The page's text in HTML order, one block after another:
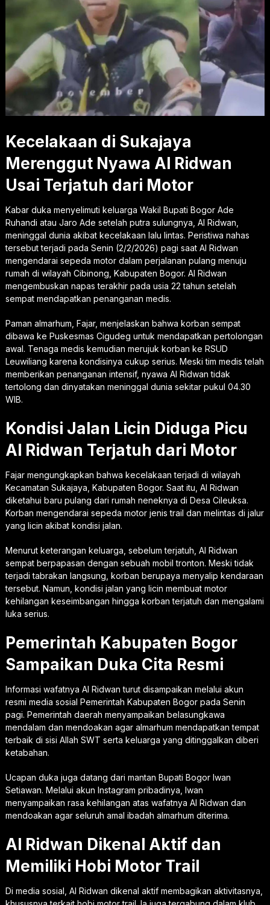
Kecelakaan di Sukajaya
Merenggut Nyawa Al Ridwan
Usai Terjatuh dari Motor
Kabar duka menyelimuti keluarga Wakil Bupati Bogor Ade
Ruhandi atau Jaro Ade setelah putra sulungnya, Al Ridwan,
meninggal dunia akibat kecelakaan lalu lintas. Peristiwa nahas
tersebut terjadi pada Senin (2/2/2026) pagi saat Al Ridwan
mengendarai sepeda motor dalam perjalanan pulang menuju
rumah di wilayah Cibinong, Kabupaten Bogor. Al Ridwan
mengembuskan napas terakhir pada usia 22 tahun setelah
sempat mendapatkan penanganan medis.
Paman almarhum, Fajar, menjelaskan bahwa korban sempat
dibawa ke Puskesmas Cigudeg untuk mendapatkan pertolongan
awal. Tenaga medis kemudian merujuk korban ke RSUD
Leuwiliang karena kondisinya cukup serius. Meski tim medis telah
memberikan penanganan intensif, nyawa Al Ridwan tidak
tertolong dan dinyatakan meninggal dunia sekitar pukul 04.30
WIB.
Kondisi Jalan Licin Diduga Picu
Al Ridwan Terjatuh dari Motor
Fajar mengungkapkan bahwa kecelakaan terjadi di wilayah
Kecamatan Sukajaya, Kabupaten Bogor. Saat itu, Al Ridwan
diketahui baru pulang dari rumah neneknya di Desa Cileuksa.
Korban mengendarai sepeda motor jenis trail dan melintas di jalur
yang licin akibat kondisi jalan.
Menurut keterangan keluarga, sebelum terjatuh, Al Ridwan
sempat berpapasan dengan sebuah mobil tronton. Meski tidak
terjadi tabrakan langsung, korban berupaya menyalip kendaraan
tersebut. Namun, kondisi jalan yang licin membuat motor
kehilangan keseimbangan hingga korban terjatuh dan mengalami
luka serius.
Pemerintah Kabupaten Bogor
Sampaikan Duka Cita Resmi
Informasi wafatnya Al Ridwan turut disampaikan melalui akun
resmi media sosial Pemerintah Kabupaten Bogor pada Senin
pagi. Pemerintah daerah menyampaikan belasungkawa
mendalam dan mendoakan agar almarhum mendapatkan tempat
terbaik di sisi Allah SWT serta keluarga yang ditinggalkan diberi
ketabahan.
Ucapan duka juga datang dari mantan Bupati Bogor Iwan
Setiawan. Melalui akun Instagram pribadinya, Iwan
menyampaikan rasa kehilangan atas wafatnya Al Ridwan dan
mendoakan agar seluruh amal ibadah almarhum diterima.
Al Ridwan Dikenal Aktif dan
Memiliki Hobi Motor Trail
Di media sosial, Al Ridwan dikenal aktif membagikan aktivitasnya,